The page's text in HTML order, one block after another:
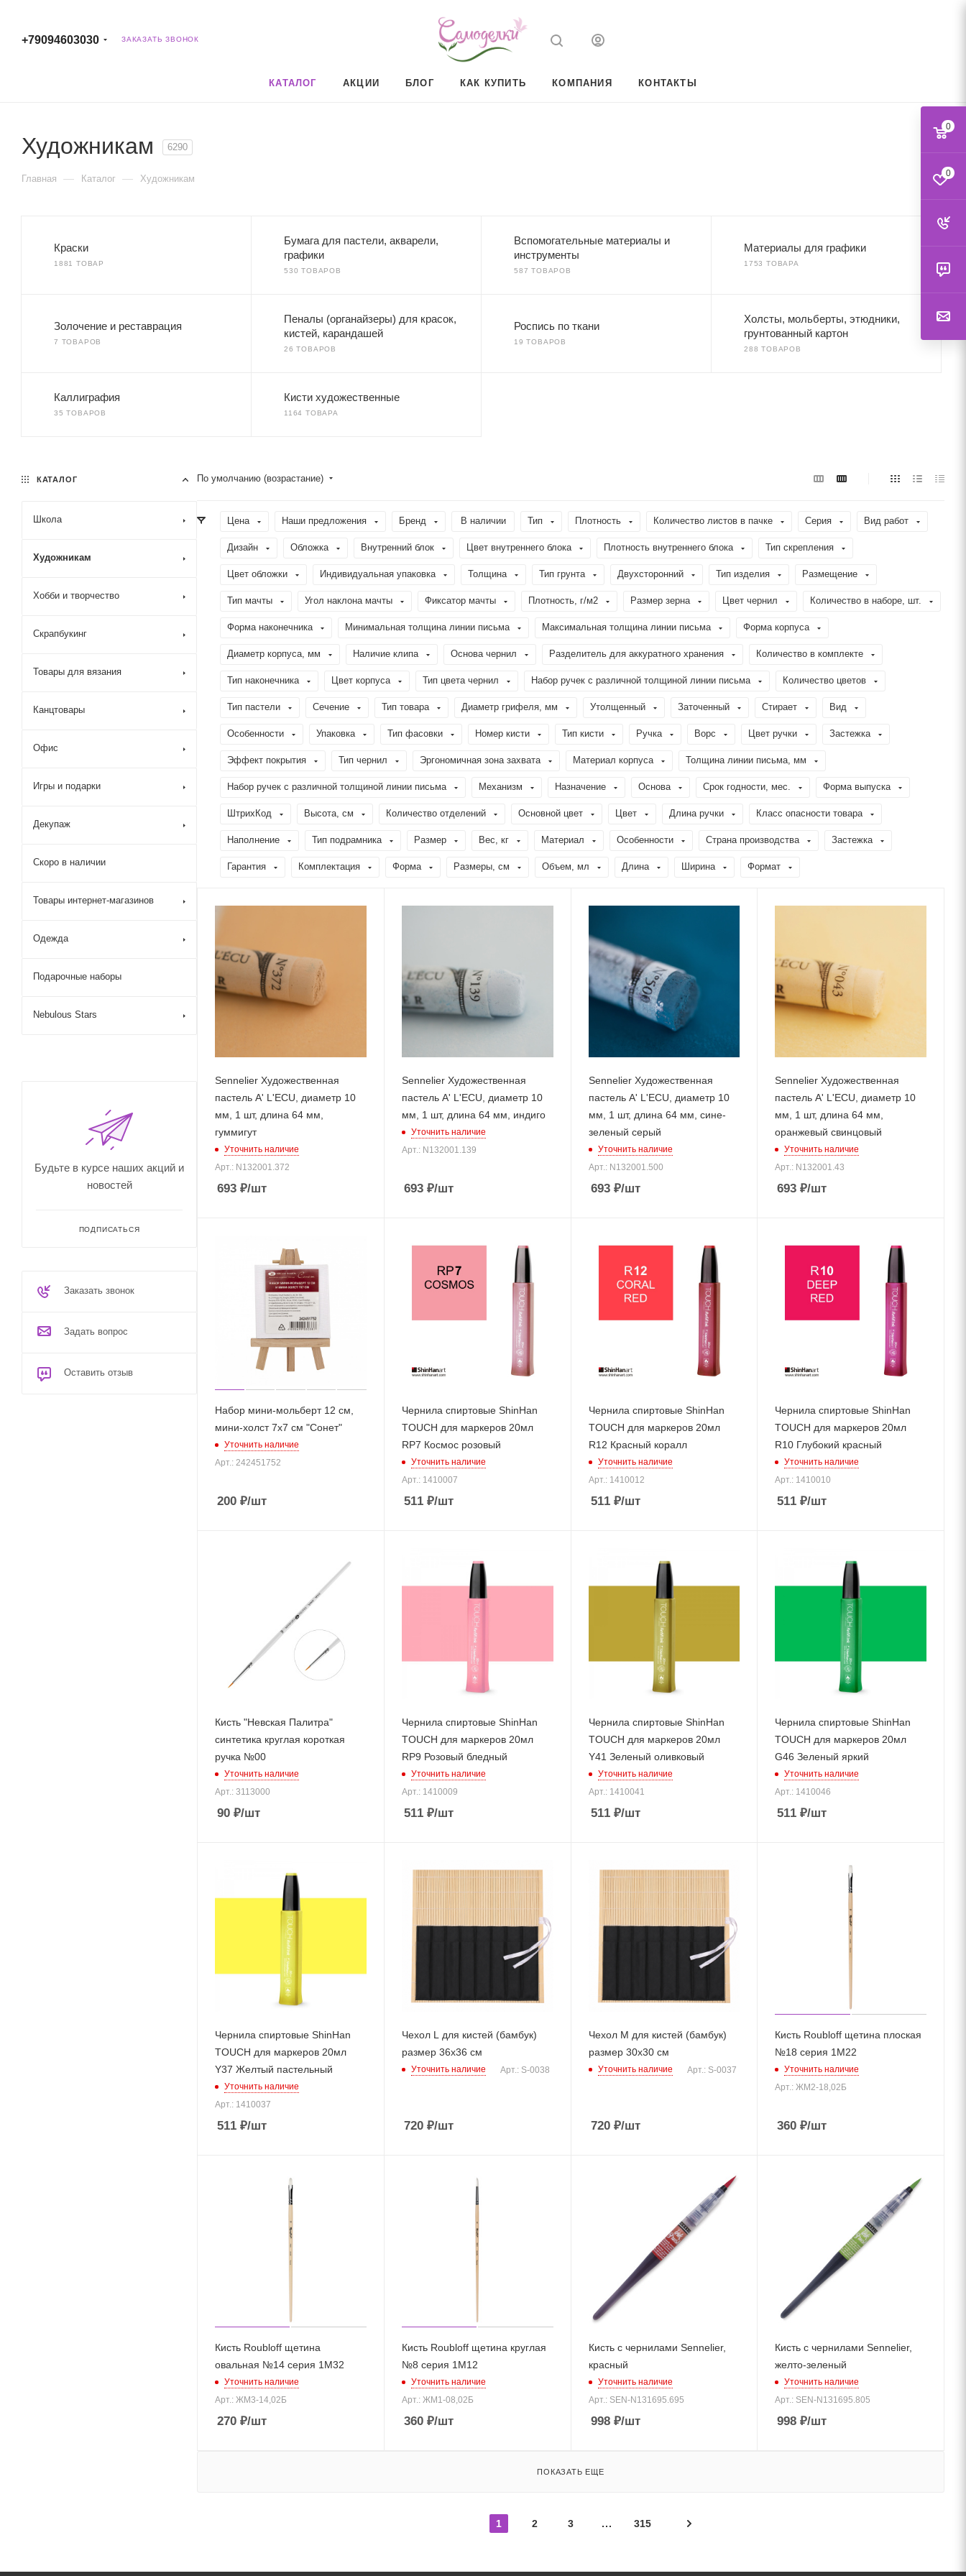
+79094603030 ЗАКАЗАТЬ ЗВОНОК
КАТАЛОГ АКЦИИ БЛОГ КАК КУПИТЬ КОМПАНИЯ КОНТАКТЫ
Художникам 6290
Главная — Каталог — Художникам
Краски
1881 ТОВАР
Бумага для пастели, акварели,
графики
530 ТОВАРОВ
Вспомогательные материалы и
инструменты
587 ТОВАРОВ
Материалы для графики
1753 ТОВАРА
Золочение и реставрация
7 ТОВАРОВ
Пеналы (органайзеры) для красок,
кистей, карандашей
26 ТОВАРОВ
Роспись по ткани
19 ТОВАРОВ
Холсты, мольберты, этюдники,
грунтованный картон
288 ТОВАРОВ
Каллиграфия
35 ТОВАРОВ
Кисти художественные
1164 ТОВАРА
По умолчанию (возрастание)
Цена Наши предложения Бренд В наличии Тип Плотность Количество листов в пачке Серия Вид работ
Дизайн Обложка Внутренний блок Цвет внутреннего блока Плотность внутреннего блока Тип скрепления
Цвет обложки Индивидуальная упаковка Толщина Тип грунта Двухсторонний Тип изделия Размещение
Тип мачты Угол наклона мачты Фиксатор мачты Плотность, г/м2 Размер зерна Цвет чернил Количество в наборе, шт.
Форма наконечника Минимальная толщина линии письма Максимальная толщина линии письма Форма корпуса
Диаметр корпуса, мм Наличие клипа Основа чернил Разделитель для аккуратного хранения Количество в комплекте
Тип наконечника Цвет корпуса Тип цвета чернил Набор ручек с различной толщиной линии письма Количество цветов
Тип пастели Сечение Тип товара Диаметр грифеля, мм Утолщенный Заточенный Стирает Вид
Особенности Упаковка Тип фасовки Номер кисти Тип кисти Ручка Ворс Цвет ручки Застежка
Эффект покрытия Тип чернил Эргономичная зона захвата Материал корпуса Толщина линии письма, мм
Набор ручек с различной толщиной линии письма Механизм Назначение Основа Срок годности, мес. Форма выпуска
ШтрихКод Высота, см Количество отделений Основной цвет Цвет Длина ручки Класс опасности товара
Наполнение Тип подрамника Размер Вес, кг Материал Особенности Страна производства Застежка
Гарантия Комплектация Форма Размеры, см Объем, мл Длина Ширина Формат
Sennelier Художественная
пастель A' L'ECU, диаметр 10
мм, 1 шт, длина 64 мм,
гуммигут
Уточнить наличие
Арт.: N132001.372
693 ₽/шт
Sennelier Художественная
пастель A' L'ECU, диаметр 10
мм, 1 шт, длина 64 мм, индиго
Уточнить наличие
Арт.: N132001.139
693₽/шт
Sennelier Художественная
пастель A' L'ECU, диаметр 10
мм, 1 шт, длина 64 мм, сине-
зеленый серый
Уточнить наличие
Арт.: N132001.500
693₽/шт
Sennelier Художественная
пастель A' L'ECU, диаметр 10
мм, 1 шт, длина 64 мм,
оранжевый свинцовый
Уточнить наличие
Арт.: N132001.43
693 ₽/шт
Набор мини-мольберт 12 см,
мини-холст 7х7 см "Сонет"
Уточнить наличие
Арт.: 242451752
200 ₽/шт
Чернила спиртовые ShinHan
TOUCH для маркеров 20мл
RP7 Космос розовый
Уточнить наличие
Арт.: 1410007
511₽/шт
Чернила спиртовые ShinHan
TOUCH для маркеров 20мл
R12 Красный коралл
Уточнить наличие
Арт.: 1410012
511₽/шт
Чернила спиртовые ShinHan
TOUCH для маркеров 20мл
R10 Глубокий красный
Уточнить наличие
Арт.: 1410010
511 ₽/шт
Кисть "Невская Палитра"
синтетика круглая короткая
ручка №00
Уточнить наличие
Арт.: 3113000
90 ₽/шт
Чернила спиртовые ShinHan
TOUCH для маркеров 20мл
RP9 Розовый бледный
Уточнить наличие
Арт.: 1410009
511₽/шт
Чернила спиртовые ShinHan
TOUCH для маркеров 20мл
Y41 Зеленый оливковый
Уточнить наличие
Арт.: 1410041
511₽/шт
Чернила спиртовые ShinHan
TOUCH для маркеров 20мл
G46 Зеленый яркий
Уточнить наличие
Арт.: 1410046
511 ₽/шт
Чернила спиртовые ShinHan
TOUCH для маркеров 20мл
Y37 Желтый пастельный
Уточнить наличие
Арт.: 1410037
511 ₽/шт
Чехол L для кистей (бамбук)
размер 36х36 см
Уточнить наличие Арт.: S-0038
720₽/шт
Чехол М для кистей (бамбук)
размер 30х30 см
Уточнить наличие Арт.: S-0037
720₽/шт
Кисть Roubloff щетина плоская
№18 серия 1М22
Уточнить наличие
Арт.: ЖМ2-18,02Б
360 ₽/шт
Кисть Roubloff щетина
овальная №14 серия 1М32
Уточнить наличие
Арт.: ЖМ3-14,02Б
270 ₽/шт
Кисть Roubloff щетина круглая
№8 серия 1М12
Уточнить наличие
Арт.: ЖМ1-08,02Б
360₽/шт
Кисть с чернилами Sennelier,
красный
Уточнить наличие
Арт.: SEN-N131695.695
998₽/шт
Кисть с чернилами Sennelier,
желто-зеленый
Уточнить наличие
Арт.: SEN-N131695.805
998 ₽/шт
ПОКАЗАТЬ ЕЩЕ
1 2 3 315
КАТАЛОГ
Школа
Художникам
Хобби и творчество
Скрапбукинг
Товары для вязания
Канцтовары
Офис
Игры и подарки
Декупаж
Скоро в наличии
Товары интернет-магазинов
Одежда
Подарочные наборы
Nebulous Stars
Будьте в курсе наших акций и
новостей
ПОДПИСАТЬСЯ
Заказать звонок
Задать вопрос
Оставить отзыв
0
0